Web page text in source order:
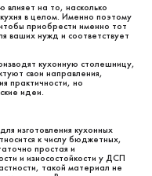
на то, насколько
в целом. Именно поэтому
приобрести именно тот
ваших нужд и соответствует
кухонную столешницу,
свои направления,
практичности, но
идеи.
изготовления кухонных
к числу бюджетных,
простая и
и износостойкости у ДСП
такой материал не